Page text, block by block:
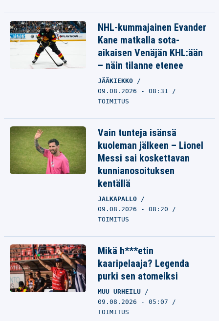
NHL-kummajainen Evander
Kane matkalla sota-
aikaisen Venäjän KHL:ään
– näin tilanne etenee
JÄÄKIEKKO
09.08.2026 - 08:31
TOIMITUS
Vain tunteja isänsä
kuoleman jälkeen – Lionel
Messi sai koskettavan
kunnianosoituksen
kentällä
JALKAPALLO
09.08.2026 - 08:20
TOIMITUS
Mikä h***etin
kaaripelaaja? Legenda
purki sen atomeiksi
MUU URHEILU
09.08.2026 - 05:07
TOIMITUS